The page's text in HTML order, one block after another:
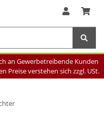
an Gewerbetreibende Kunden
Preise verstehen sich zzgl. USt.